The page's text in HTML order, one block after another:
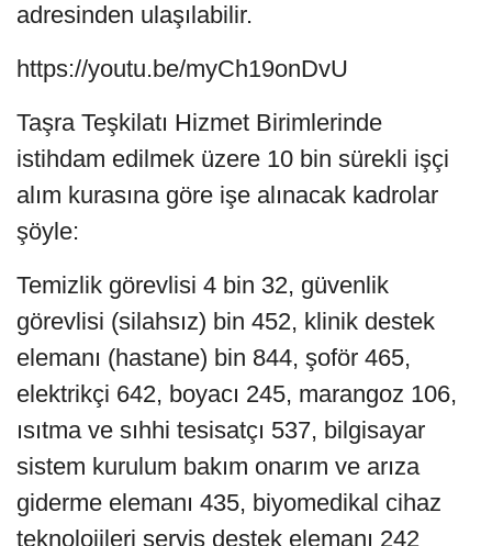
adresinden ulaşılabilir.
https://youtu.be/myCh19onDvU
Taşra Teşkilatı Hizmet Birimlerinde
istihdam edilmek üzere 10 bin sürekli işçi
alım kurasına göre işe alınacak kadrolar
şöyle:
Temizlik görevlisi 4 bin 32, güvenlik
görevlisi (silahsız) bin 452, klinik destek
elemanı (hastane) bin 844, şoför 465,
elektrikçi 642, boyacı 245, marangoz 106,
ısıtma ve sıhhi tesisatçı 537, bilgisayar
sistem kurulum bakım onarım ve arıza
giderme elemanı 435, biyomedikal cihaz
teknolojileri servis destek elemanı 242